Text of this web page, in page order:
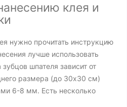
клея и
нужно прочитать инструкцию
лучше использовать
шпателя зависит от
размера (до 30x30 см)
6-8 мм. Есть несколько